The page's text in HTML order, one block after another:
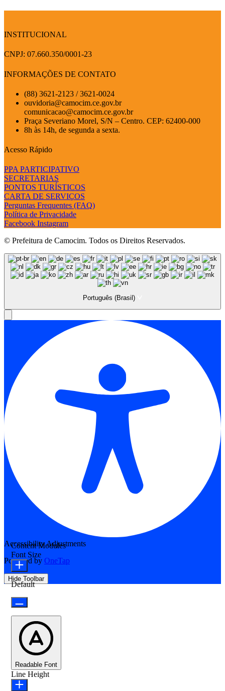
INSTITUCIONAL
CNPJ: 07.660.350/0001-23
INFORMAÇÕES DE CONTATO
(88) 3621-2123 / 3621-0024
ouvidoria@camocim.ce.gov.br
comunicacao@camocim.ce.gov.br
Praça Severiano Morel, S/N – Centro. CEP: 62400-000
8h às 14h, de segunda a sexta.
Acesso Rápido
PPA PARTICIPATIVO
SECRETARIAS
PONTOS TURÍSTICOS
CARTA DE SERVIÇOS
Perguntas Frequentes (FAQ)
Política de Privacidade
Facebook Instagram
© Prefeitura de Camocim. Todos os Direitos Reservados.
Português (Brasil)
Accessibility Adjustments
Powered by OneTap
Hide Toolbar
Content Modules
Font Size
Default
Readable Font
Line Height